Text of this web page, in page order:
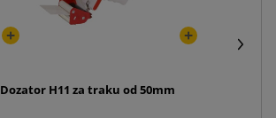
Dozator H11 za traku od 50mm